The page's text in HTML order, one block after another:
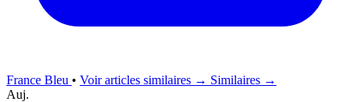
France Bleu • Voir articles similaires → Similaires →
Auj.